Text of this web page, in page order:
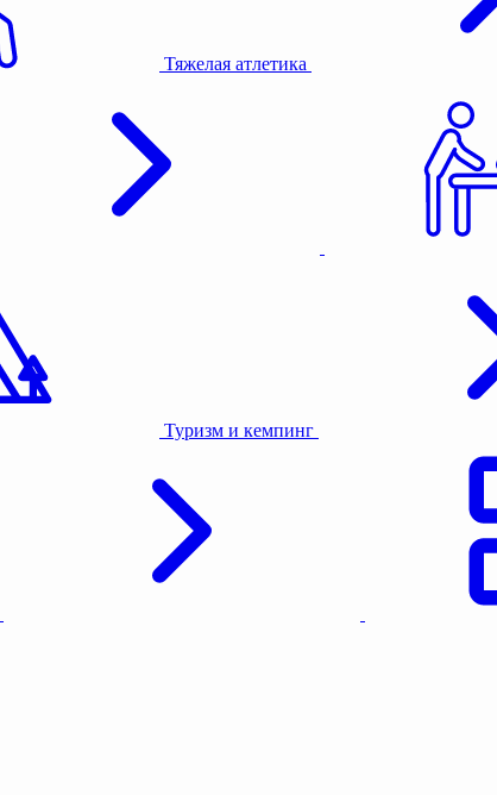
Тяжелая атлетика
Туризм и кемпинг